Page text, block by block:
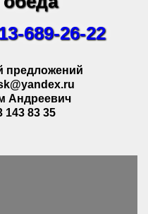
689-26-22
предложений
Андреевич
143 83 35